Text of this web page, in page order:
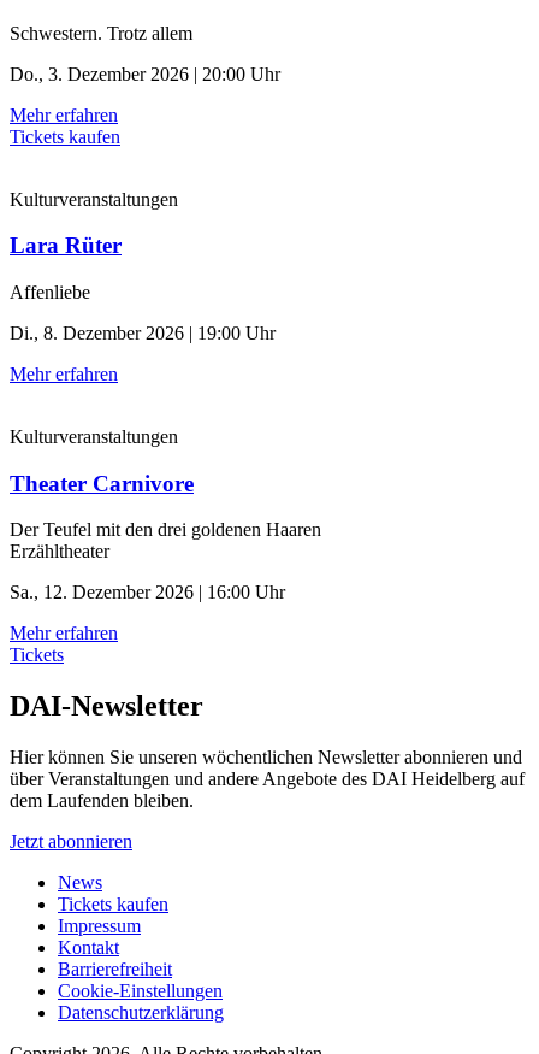
Schwestern. Trotz allem
Do., 3. Dezember 2026 | 20:00 Uhr
Mehr erfahren
Tickets kaufen
Kulturveranstaltungen
Lara Rüter
Affenliebe
Di., 8. Dezember 2026 | 19:00 Uhr
Mehr erfahren
Kulturveranstaltungen
Theater Carnivore
Der Teufel mit den drei goldenen Haaren
Erzähltheater
Sa., 12. Dezember 2026 | 16:00 Uhr
Mehr erfahren
Tickets
DAI-Newsletter
Hier können Sie unseren wöchentlichen Newsletter abonnieren und
über Veranstaltungen und andere Angebote des DAI Heidelberg auf
dem Laufenden bleiben.
Jetzt abonnieren
News
Tickets kaufen
Impressum
Kontakt
Barrierefreiheit
Cookie-Einstellungen
Datenschutzerklärung